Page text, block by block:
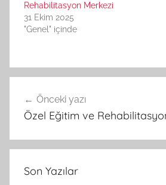
Rehabilitasyon Merkezi
31 Ekim 2025
"Genel" içinde
gezinmesi
Önceki yazı
Özel Eğitim ve
Son Yazılar